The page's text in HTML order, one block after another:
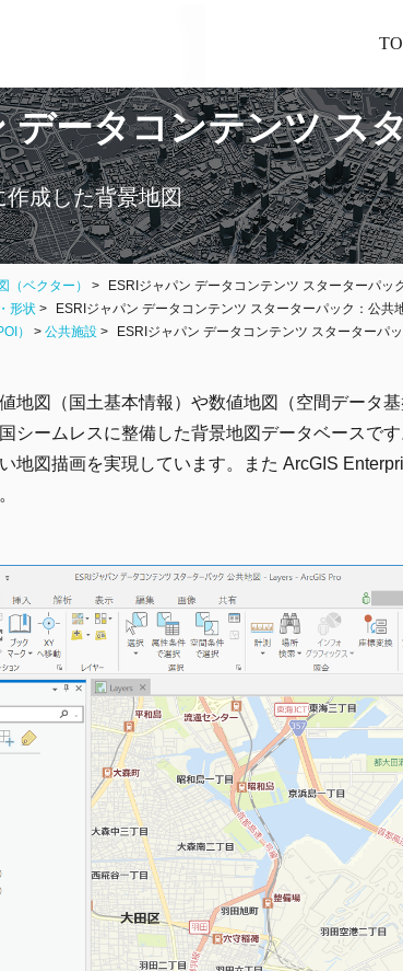
データコンテンツ ス
成した背景地図
（ベクター）
ESRIジャパン データコンテンツ スターターパッ
形状
ESRIジャパン データコンテンツ スターターパック：公共
） > 公共施設 ESRIジャパン データコンテンツ スターターパ
地図（国土基本情報）や数値地図（空間データ
シームレスに整備した背景地図データベースで
地図描画を実現しています。また ArcGIS